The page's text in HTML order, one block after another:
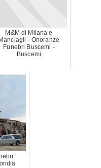
M&M di Milana e
Manciagli - Onoranze
Funebri Buscemi -
Buscemi